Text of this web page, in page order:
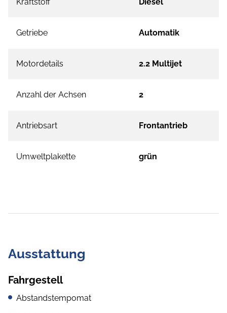
Kraftstoff Diesel
Getriebe Automatik
Motordetails 2.2 Multijet
Anzahl der Achsen 2
Antriebsart Frontantrieb
Umweltplakette grün
Ausstattung
Fahrgestell
Abstandstempomat